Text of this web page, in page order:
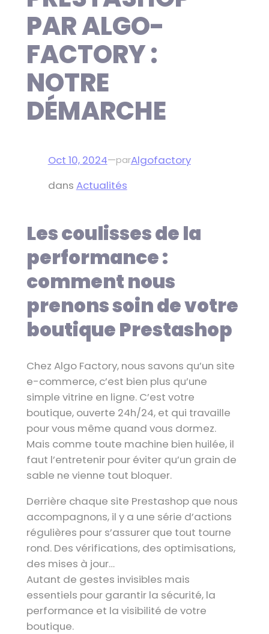
PAR ALGO-
FACTORY :
NOTRE
DÉMARCHE
Oct 10, 2024—parAlgofactory
dans Actualités
Les coulisses de la
performance :
comment nous
prenons soin de votre
boutique Prestashop
Chez Algo Factory, nous savons qu’un site
e-commerce, c’est bien plus qu’une
simple vitrine en ligne. C’est votre
boutique, ouverte 24h/24, et qui travaille
pour vous même quand vous dormez.
Mais comme toute machine bien huilée, il
faut l’entretenir pour éviter qu’un grain de
sable ne vienne tout bloquer.
Derrière chaque site Prestashop que nous
accompagnons, il y a une série d’actions
régulières pour s’assurer que tout tourne
rond. Des vérifications, des optimisations,
des mises à jour…
Autant de gestes invisibles mais
essentiels pour garantir la sécurité, la
performance et la visibilité de votre
boutique.